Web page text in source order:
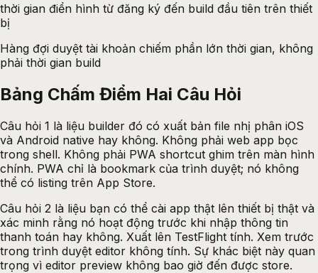
thời gian điển hình từ đăng ký đến build đầu tiên trên thiết
bị
Hàng đợi duyệt tài khoản chiếm phần lớn thời gian, không
phải thời gian build
Bảng Chấm Điểm Hai Câu Hỏi
Câu hỏi 1 là liệu builder đó có xuất bản file nhị phân iOS
và Android native hay không. Không phải web app bọc
trong shell. Không phải PWA shortcut ghim trên màn hình
chính. PWA chỉ là bookmark của trình duyệt; nó không
thể có listing trên App Store.
Câu hỏi 2 là liệu bạn có thể cài app thật lên thiết bị thật và
xác minh rằng nó hoạt động trước khi nhập thông tin
thanh toán hay không. Xuất lên TestFlight tính. Xem trước
trong trình duyệt editor không tính. Sự khác biệt này quan
trọng vì editor preview không bao giờ đến được store.